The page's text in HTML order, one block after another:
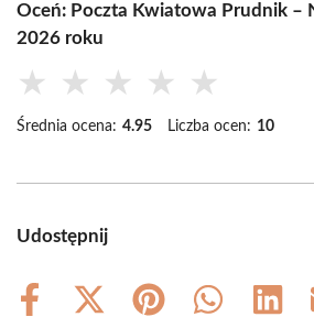
Oceń: Poczta Kwiatowa Prudnik –
2026 roku
★ ★ ★ ★ ★
Średnia ocena: 4.95 Liczba ocen: 10
Udostępnij
Share
Share
Share
Share
Share